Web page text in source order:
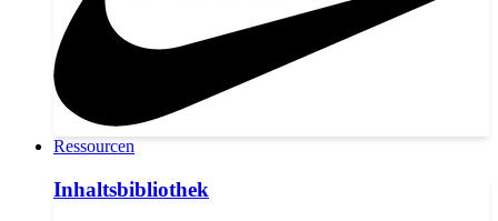
Ressourcen
Inhaltsbibliothek